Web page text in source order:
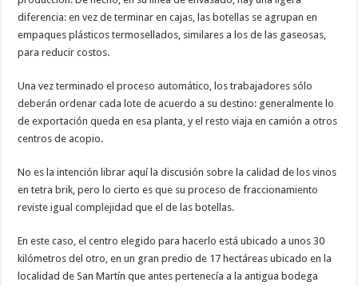
diferencia: en vez de terminar en cajas, las botellas se agrupan en
empaques plásticos termosellados, similares a los de las gaseosas,
para reducir costos.
Una vez terminado el proceso automático, los trabajadores sólo
deberán ordenar cada lote de acuerdo a su destino: generalmente lo
de exportación queda en esa planta, y el resto viaja en camión a otros
centros de acopio.
No es la intención librar aquí la discusión sobre la calidad de los vinos
en tetra brik, pero lo cierto es que su proceso de fraccionamiento
reviste igual complejidad que el de las botellas.
En este caso, el centro elegido para hacerlo está ubicado a unos 30
kilómetros del otro, en un gran predio de 17 hectáreas ubicado en la
localidad de San Martín que antes pertenecía a la antigua bodega